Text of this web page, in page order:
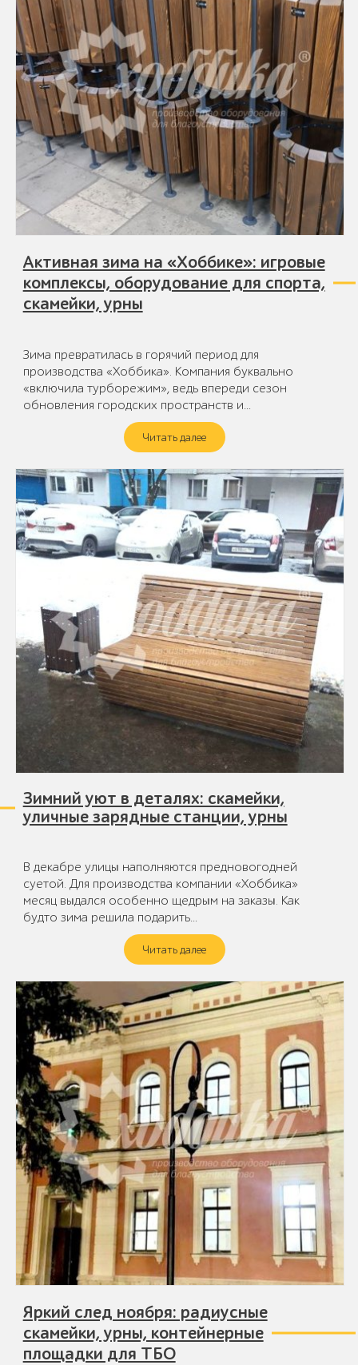
Активная зима на «Хоббике»: игровые
комплексы, оборудование для спорта,
скамейки, урны
Зима превратилась в горячий период для
производства «Хоббика». Компания буквально
«включила турборежим», ведь впереди сезон
обновления городских пространств и…
Читать далее
Зимний уют в деталях: скамейки,
уличные зарядные станции, урны
В декабре улицы наполняются предновогодней
суетой. Для производства компании «Хоббика»
месяц выдался особенно щедрым на заказы. Как
будто зима решила подарить…
Читать далее
Яркий след ноября: радиусные
скамейки, урны, контейнерные
площадки для ТБО